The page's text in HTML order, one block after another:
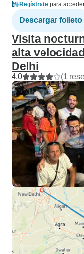
Regístrate para
Descargar folleto
Visita
alta
Delhi
4.0 (1